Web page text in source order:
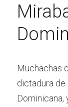
Muchachas
dictadura de
Dominicana,